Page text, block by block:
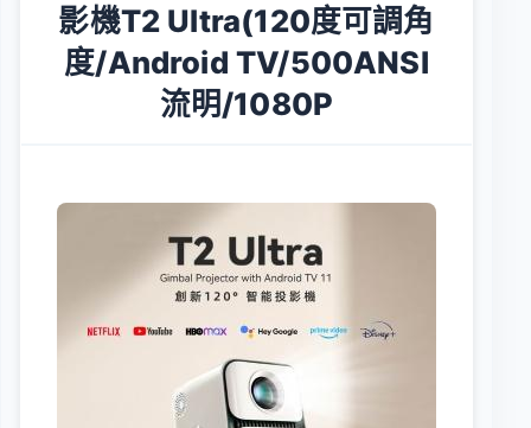
影機T2 Ultra(120度可調角
度/Android TV/500ANSI
流明/1080P